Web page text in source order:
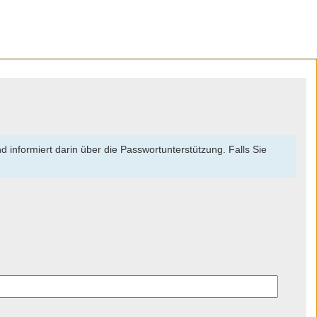
informiert darin über die Passwortunterstützung. Falls Sie